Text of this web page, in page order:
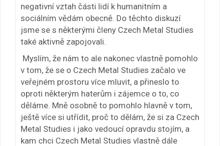
negativní vztah části lidí k humanitním a
sociálním vědám obecně. Do těchto diskuzí
jsme se s některými členy Czech Metal Studies
také aktivně zapojovali.
Myslím, že nám to ale nakonec vlastně pomohlo
v tom, že se o Czech Metal Studies začalo ve
veřejném prostoru více mluvit, a přineslo to
oproti některým haterům i zájemce o to, co
děláme. Mně osobně to pomohlo hlavně v tom,
ještě více si utřídit, proč to dělám, že si za Czech
Metal Studies i jako vedoucí opravdu stojím, a
kam chci Czech Metal Studies vlastně dále